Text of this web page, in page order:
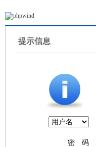
提示信息
密 码